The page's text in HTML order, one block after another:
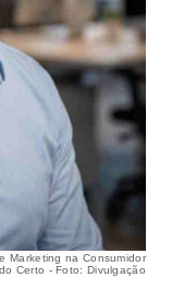
Marketing na Consumidor
Certo - Foto: Divulgação